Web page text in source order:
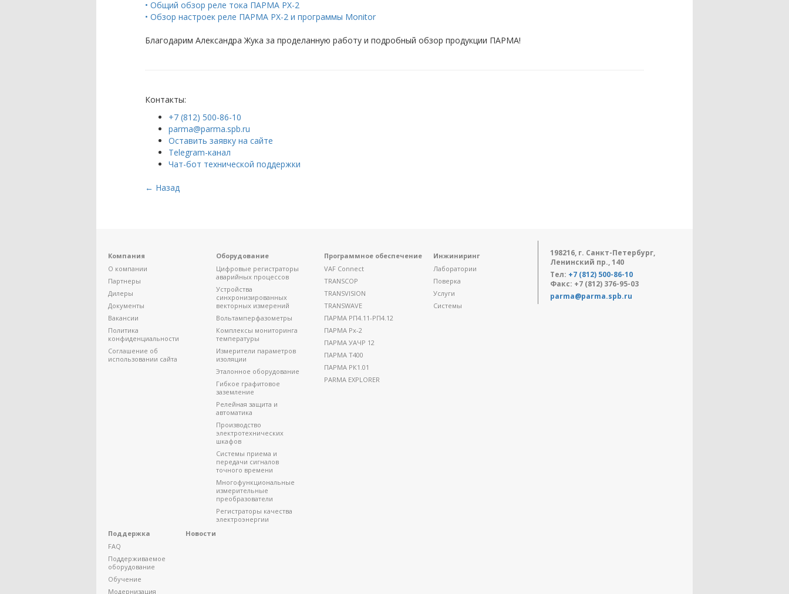
• Общий обзор реле тока ПАРМА PX-2
• Обзор настроек реле ПАРМА PX-2 и программы Monitor
Благодарим Александра Жука за проделанную работу и подробный обзор продукции ПАРМА!
Контакты:
+7 (812) 500-86-10
parma@parma.spb.ru
Оставить заявку на сайте
Telegram-канал
Чат-бот технической поддержки
← Назад
Компания
О компании
Партнеры
Дилеры
Документы
Вакансии
Политика
конфиденциальности
Соглашение об
использовании сайта
Оборудование
Цифровые регистраторы
аварийных процессов
Устройства
синхронизированных
векторных измерений
Вольтамперфазометры
Комплексы мониторинга
температуры
Измерители параметров
изоляции
Эталонное оборудование
Гибкое графитовое
заземление
Релейная защита и
автоматика
Производство
электротехнических
шкафов
Системы приема и
передачи сигналов
точного времени
Многофункциональные
измерительные
преобразователи
Регистраторы качества
электроэнергии
Программное обеспечение
VAF Connect
TRANSCOP
TRANSVISION
TRANSWAVE
ПАРМА РП4.11-РП4.12
ПАРМА Рх-2
ПАРМА УАЧР 12
ПАРМА Т400
ПАРМА РК1.01
PARMA EXPLORER
Инжиниринг
Лаборатории
Поверка
Услуги
Системы
Поддержка
FAQ
Поддерживаемое
оборудование
Обучение
Модернизация
Новости
198216, г. Санкт-Петербург,
Ленинский пр., 140
Тел: +7 (812) 500-86-10
Факс: +7 (812) 376-95-03
parma@parma.spb.ru